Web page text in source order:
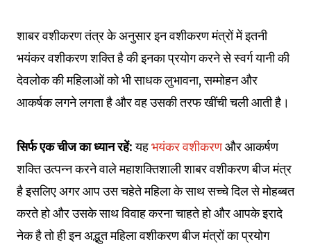
शाबर वशीकरण तंत्र के अनुसार इन वशीकरण मंत्रों में इतनी
भयंकर वशीकरण शक्ति है की इनका प्रयोग करने से स्वर्ग यानी की
देवलोक की महिलाओं को भी साधक लुभावना, सम्मोहन और
आकर्षक लगने लगता है और वह उसकी तरफ खींची चली आती है।
सिर्फ एक चीज का ध्यान रहें:यहभयंकर वशीकरणऔर आकर्षण
शक्ति उत्पन्न करने वाले महाशक्तिशाली शाबर वशीकरण बीज मंत्र
है इसलिए अगर आप उस चहेते महिला के साथ सच्चे दिल से मोहब्बत
करते हो और उसके साथ विवाह करना चाहते हो और आपके इरादे
नेक है तो ही इन अद्भुत महिला वशीकरण बीज मंत्रों का प्रयोग